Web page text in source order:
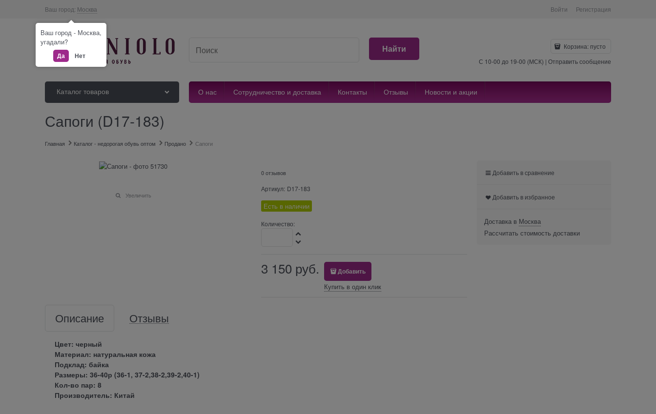
Ваш город: Москва Войти Регистрация
Найти Корзина: пусто
С 10-00 до 19-00 (МСК) | Отправить сообщение
Каталог товаров О нас Сотрудничество и доставка Контакты Отзывы Новости и акции
Сапоги (D17-183)
Главная Каталог - недорогая обувь оптом Продано Сапоги
Увеличить
0 отзывов
Артикул: D17-183
Есть в наличии
Количество:
3 150 руб. Добавить
Купить в один клик
Описание Отзывы
Цвет: черный
Материал: натуральная кожа
Подклад: байка
Размеры: 36-40р (36-1, 37-2,38-2,39-2,40-1)
Кол-во пар: 8
Производитель: Китай
Добавить в сравнение
Добавить в избранное
Доставка в Москва
Рассчитать стоимость доставки
Ваш город - Москва,
угадали?
Да Нет